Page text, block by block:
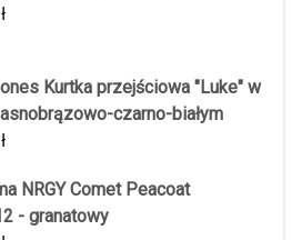
Kurtka przejściowa "Luke" w
czarno-białym
NRGY Comet Peacoat
- granatowy